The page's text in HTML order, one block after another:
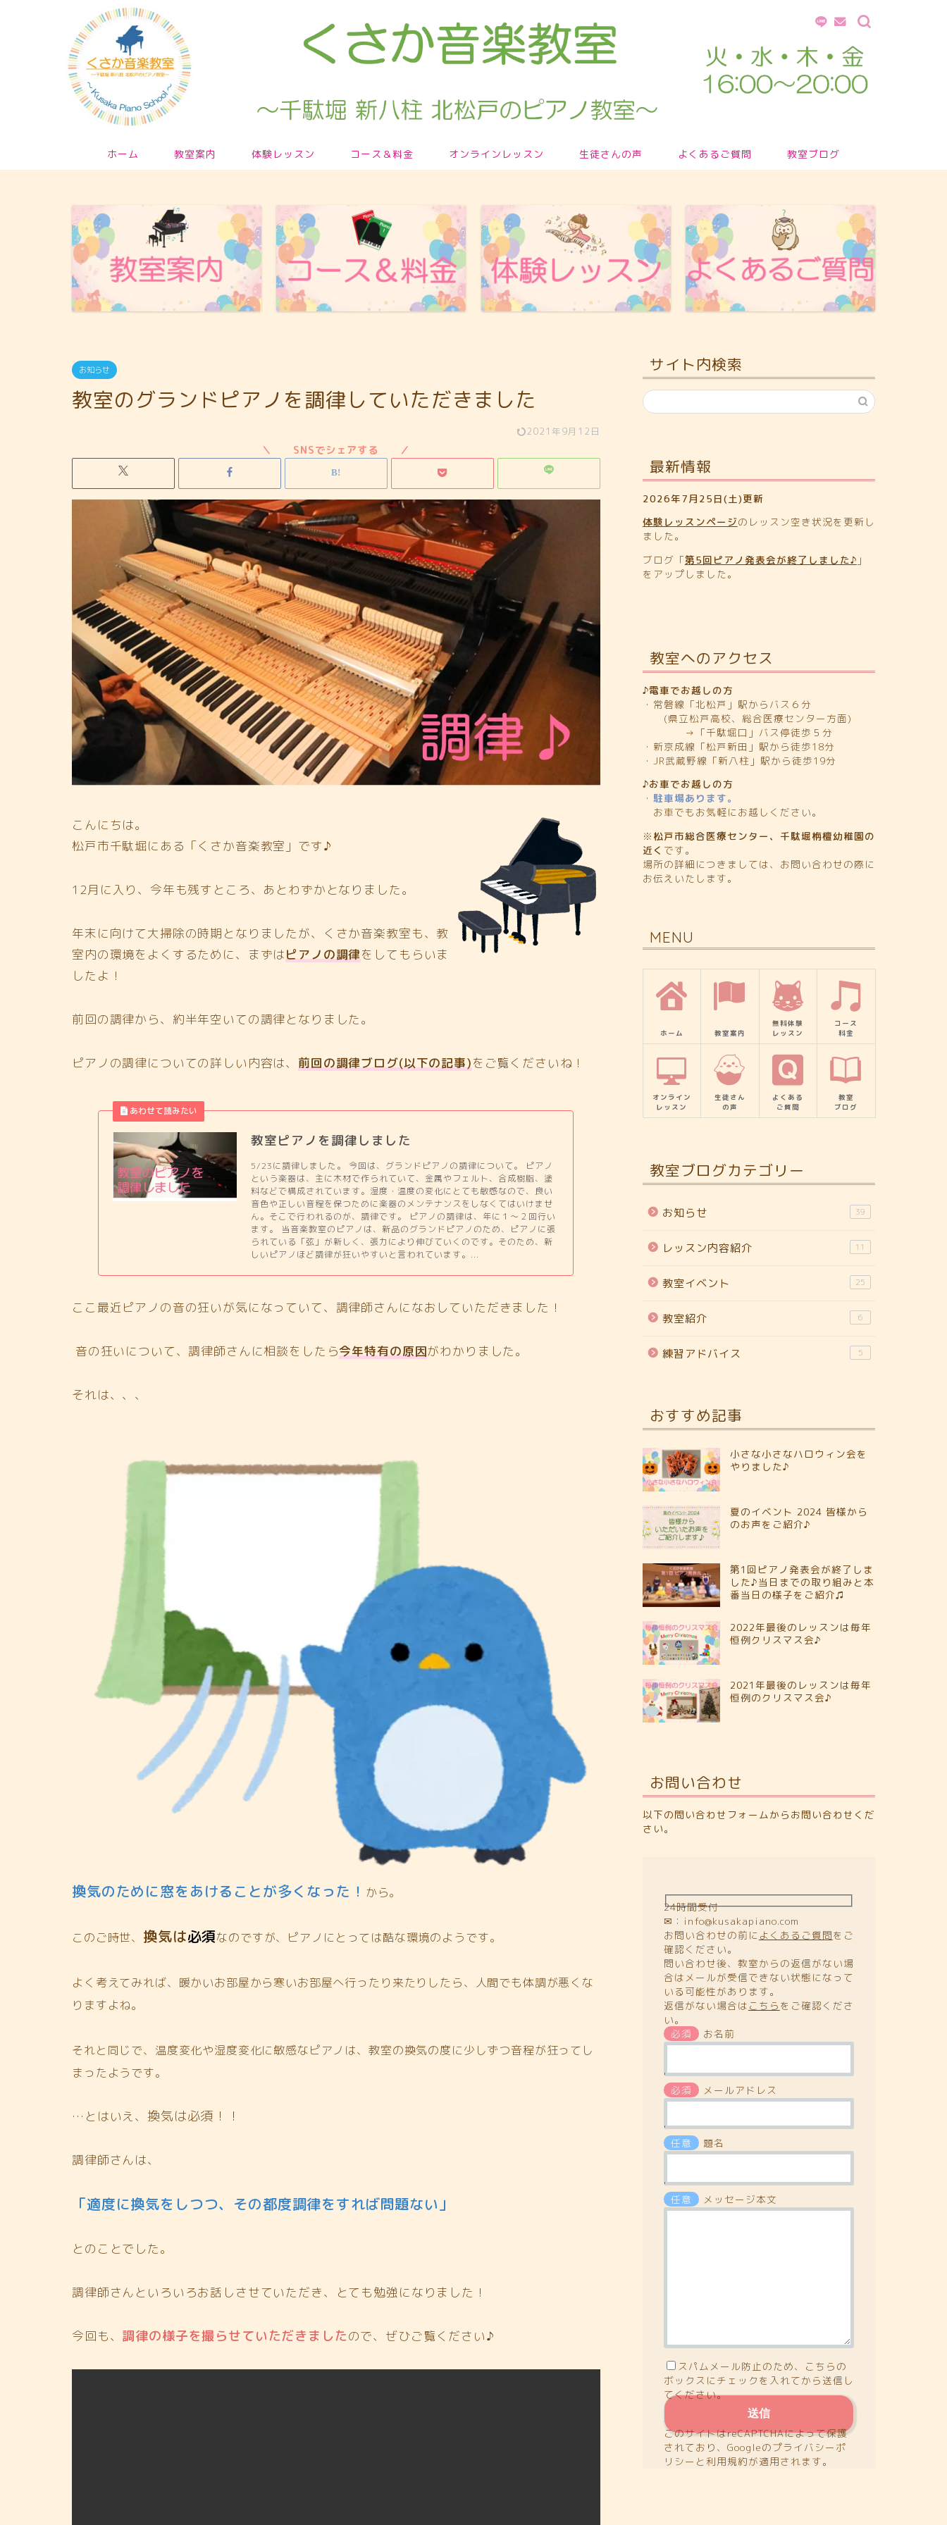
ホーム 教室案内 体験レッスン コース＆料金 オンラインレッスン 生徒さんの声 よくあるご質問 教室ブログ
お知らせ
教室のグランドピアノを調律していただきました
2021年9月12日
こんにちは。
松戸市千駄堀にある「くさか音楽教室」です♪
12月に入り、今年も残すところ、あとわずかとなりました。
年末に向けて大掃除の時期となりましたが、くさか音楽教室も、教
室内の環境をよくするために、まずはピアノの調律をしてもらいま
したよ！
前回の調律から、約半年空いての調律となりました。
ピアノの調律についての詳しい内容は、 前回の調律ブログ(以下の記事)をご覧くださいね！
教室ピアノを調律しました
5/23に調律しました。 今回は、グランドピアノの調律について。 ピアノ
という楽器は、主に木材で作られていて、金属やフェルト、合成樹脂、塗
料などで構成されています。湿度・温度の変化にとても敏感なので、良い
音色や正しい音程を保つために楽器のメンテナンスをしなくてはいけませ
ん。そこで行われるのが、調律です。 ピアノの調律は、年に１～２回行い
ます。 当音楽教室のピアノは、新品のグランドピアノのため、ピアノに張
られている「弦」が新しく、張力により伸びていくのです。そのため、新
しいピアノほど調律が狂いやすいと言われています。...
ここ最近ピアノの音の狂いが気になっていて、調律師さんになおしていただきました！
音の狂いについて、調律師さんに相談をしたら今年特有の原因がわかりました。
それは、、、
換気のために窓をあけることが多くなった！ から。
このご時世、 換気は必須なのですが、ピアノにとっては酷な環境のようです。
よく考えてみれば、暖かいお部屋から寒いお部屋へ行ったり来たりしたら、人間でも体調が悪くな
りますよね。
それと同じで、温度変化や湿度変化に敏感なピアノは、教室の換気の度に少しずつ音程が狂ってし
まったようです。
…とはいえ、 換気は必須！！
調律師さんは、
「適度に換気をしつつ、その都度調律をすれば問題ない」
とのことでした。
調律師さんといろいろお話しさせていただき、とても勉強になりました！
今回も、 調律の様子を撮らせていただきましたので、ぜひご覧ください♪
サイト内検索
最新情報
2026年7月25日(土)更新
体験レッスンページのレッスン空き状況を更新し
ました。
ブログ「第5回ピアノ発表会が終了しました♪ 」
をアップしました。
教室へのアクセス
♪電車でお越しの方
・常磐線「北松戸」駅からバス６分
(県立松戸高校、総合医療センター方面)
→「千駄堀口」バス停徒歩５分
・新京成線「松戸新田」駅から徒歩18分
・JR武蔵野線「新八柱」駅から徒歩19分
♪お車でお越しの方
・ 駐車場あります。
お車でもお気軽にお越しください。
※ 松戸市総合医療センター、千駄堀栴檀幼稚園の
近く です。
場所の詳細につきましては、お問い合わせの際に
お伝えいたします。
MENU
ホーム 教室案内
無料体験
レッスン
コース
料金
オンライン
レッスン
生徒さん
の声
よくある
ご質問
教室
ブログ
教室ブログカテゴリー
お知らせ 39
レッスン内容紹介 11
教室イベント 25
教室紹介 6
練習アドバイス 5
おすすめ記事
小さな小さなハロウィン会を
やりました♪
夏のイベント 2024 皆様から
のお声をご紹介♪
第1回ピアノ発表会が終了しま
した♪当日までの取り組みと本
番当日の様子をご紹介♫
2022年最後のレッスンは毎年
恒例クリスマス会♪
2021年最後のレッスンは毎年
恒例のクリスマス会♪
お問い合わせ
以下の問い合わせフォームからお問い合わせくだ
さい。
24時間受付
✉：info@kusakapiano.com
お問い合わせの前に よくあるご質問をご
確認ください。
問い合わせ後、教室からの返信がない場
合はメールが受信できない状態になって
いる可能性があります。
返信がない場合は こちら をご確認くださ
い。
必須
お名前
'
必須
メールアドレス
'
任意
題名
'
任意
メッセージ本文
スパムメール防止のため、こちらの
ボックスにチェックを入れてから送信し
てください。
このサイトはreCAPTCHAによって保護
されており、Googleのプライバシーポ
リシー と 利用規約が適用されます。